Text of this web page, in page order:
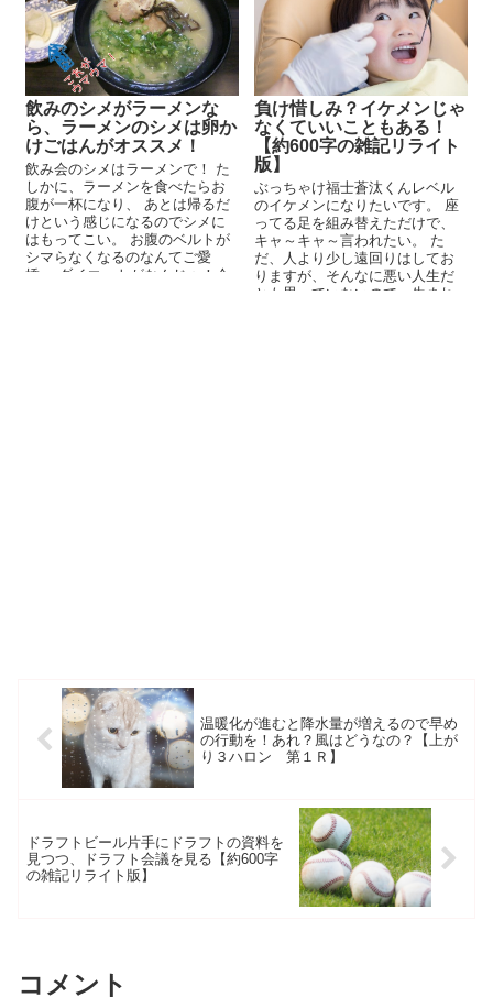
飲みのシメがラーメンな
ら、ラーメンのシメは卵か
けごはんがオススメ！
飲み会のシメはラーメンで！ た
しかに、ラーメンを食べたらお
腹が一杯になり、 あとは帰るだ
けという感じになるのでシメに
はもってこい。 お腹のベルトが
シマらなくなるのなんてご愛
嬌。 ダイエットがなんじゃ！今
負け惜しみ？イケメンじゃ
なくていいこともある！
【約600字の雑記リライト
版】
ぶっちゃけ福士蒼汰くんレベル
のイケメンになりたいです。 座
ってる足を組み替えただけで、
キャ～キャ～言われたい。 た
だ、人より少し遠回りはしてお
りますが、そんなに悪い人生だ
とも思っていないので、生まれ
温暖化が進むと降水量が増えるので早め
の行動を！あれ？風はどうなの？【上が
り３ハロン 第１Ｒ】
ドラフトビール片手にドラフトの資料を
見つつ、ドラフト会議を見る【約600字
の雑記リライト版】
コメント